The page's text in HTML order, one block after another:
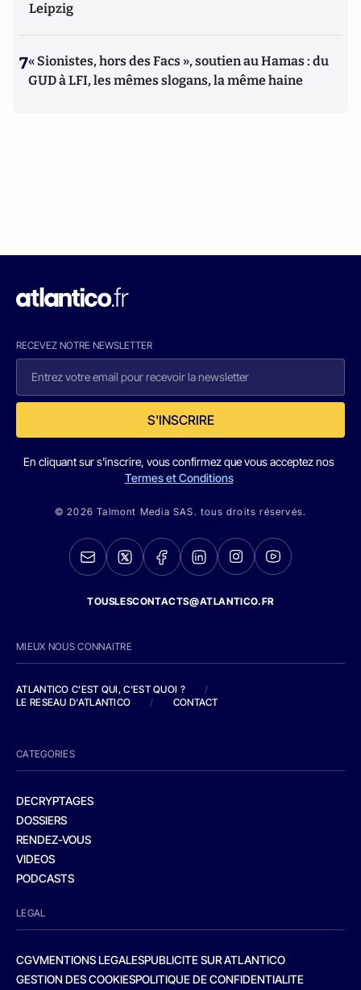
Leipzig
7« Sionistes, hors des Facs », soutien au Hamas : du
GUD à LFI, les mêmes slogans, la même haine
RECEVEZ NOTRE NEWSLETTER
S'INSCRIRE
En cliquant sur s'inscrire, vous confirmez que vous acceptez nos
Termes et Conditions
© 2026 Talmont Media SAS. tous droits réservés.
TOUSLESCONTACTS@ATLANTICO.FR
MIEUX NOUS CONNAITRE
ATLANTICO C'EST QUI, C'EST QUOI ?
/
LE RESEAU D'ATLANTICO
/ CONTACT
CATEGORIES
DECRYPTAGES
DOSSIERS
RENDEZ-VOUS
VIDEOS
PODCASTS
LEGAL
CGVMENTIONS LEGALESPUBLICITE SUR ATLANTICO
GESTION DES COOKIESPOLITIQUE DE CONFIDENTIALITE